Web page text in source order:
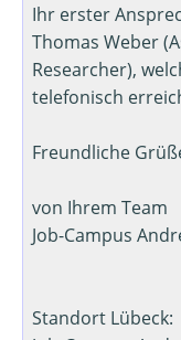
Ihr erster
Thomas Weber
Researcher),
telefonisch
Freundliche
von Ihrem Team
Job-Campus
Standort Lübeck: